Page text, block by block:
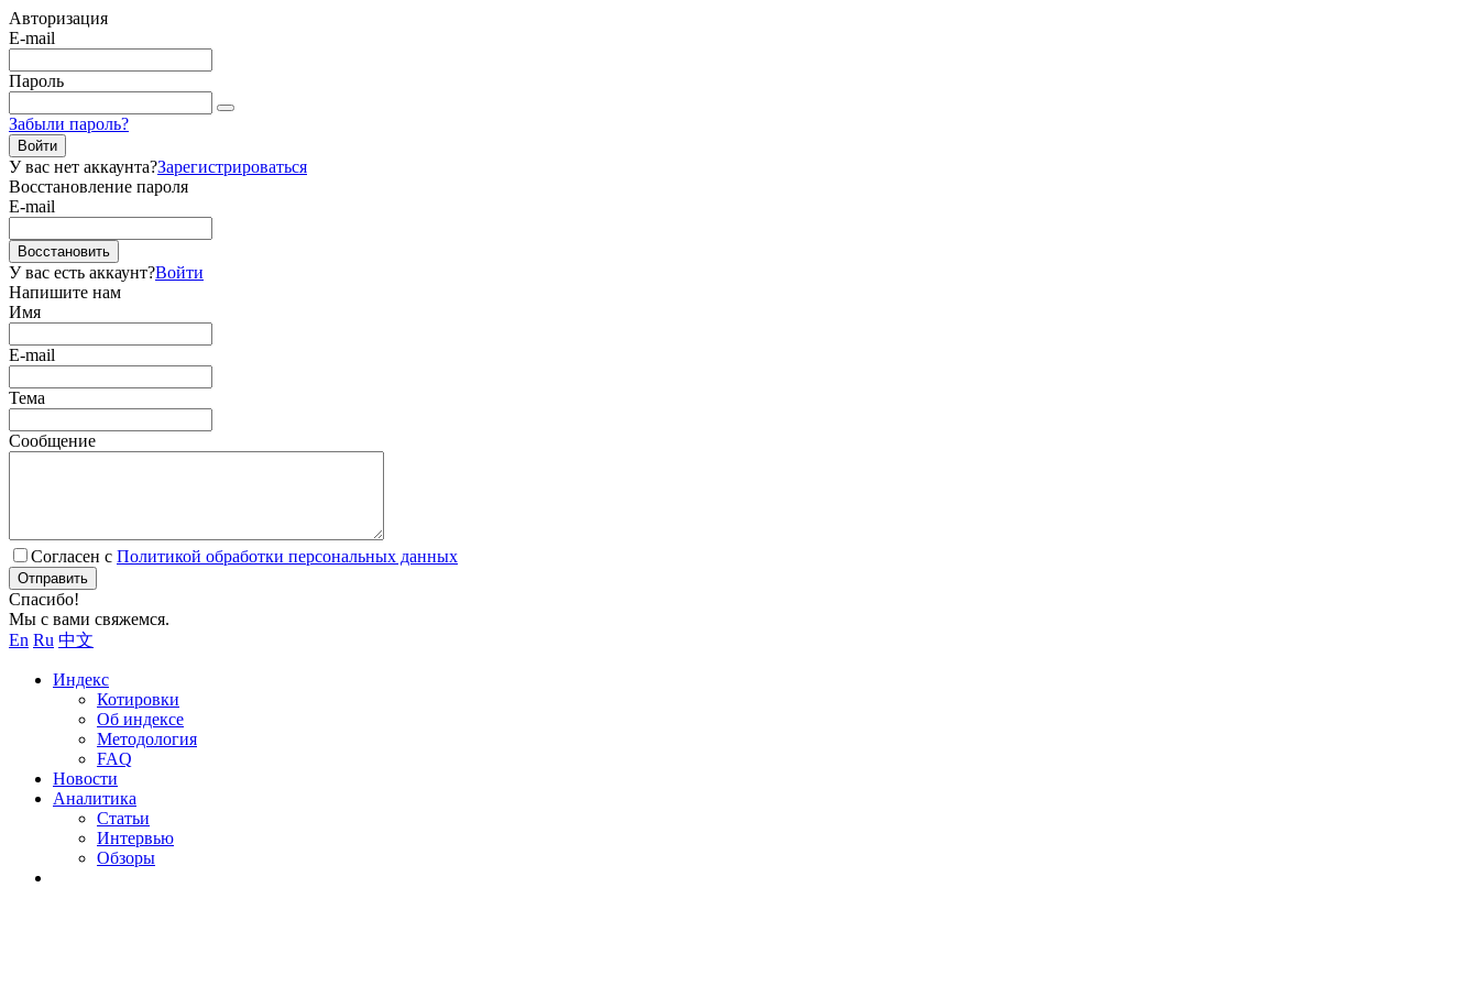
Авторизация
E-mail
Пароль
Забыли пароль?
Войти
У вас нет аккаунта?Зарегистрироваться
Восстановление пароля
E-mail
Восстановить
У вас есть аккаунт?Войти
Напишите нам
Имя
E-mail
Тема
Сообщение
Согласен с Политикой обработки персональных данных
Отправить
Спасибо!
Мы с вами свяжемся.
En Ru 中文
Индекс
Котировки
Об индексе
Методология
FAQ
Новости
Аналитика
Статьи
Интервью
Обзоры